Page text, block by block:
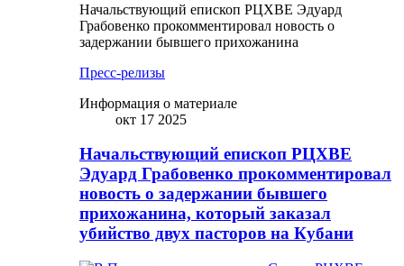
Начальствующий епископ РЦХВЕ Эдуард
Грабовенко прокомментировал новость о
задержании бывшего прихожанина
Пресс-релизы
Информация о материале
окт 17 2025
Начальствующий епископ РЦХВЕ
Эдуард Грабовенко прокомментировал
новость о задержании бывшего
прихожанина, который заказал
убийство двух пасторов на Кубани